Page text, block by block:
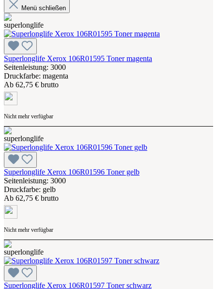
Menü schließen
Superlonglife Xerox 106R01595 Toner magenta
Seitenleistung: 3000
Druckfarbe: magenta
Ab 62,75 € brutto
Nicht mehr verfügbar
Superlonglife Xerox 106R01596 Toner gelb
Seitenleistung: 3000
Druckfarbe: gelb
Ab 62,75 € brutto
Nicht mehr verfügbar
Superlonglife Xerox 106R01597 Toner schwarz